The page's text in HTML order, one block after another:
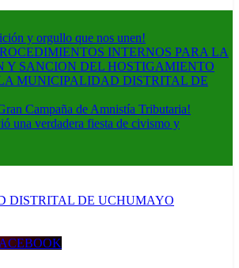
y orgullo que nos unen!
INTERNOS PARA LA
Y SANCION DEL HOSTIGAMIENTO
MUNICIPALIDAD DISTRITAL DE
Campaña de Amnistía Tributaria!
una verdadera fiesta de civismo y
DE UCHUMAYO
Historia